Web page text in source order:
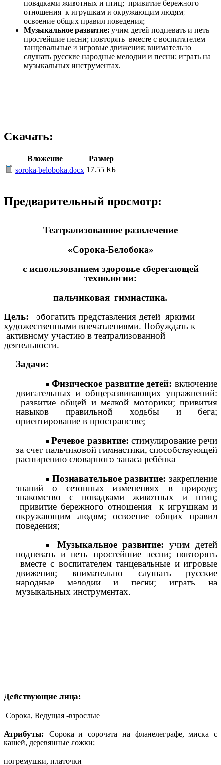
повадками животных и птиц; привитие бережного
отношения к игрушкам и окружающим людям;
освоение общих правил поведения;
Музыкальное развитие: учим детей подпевать и петь
простейшие песни; повторять вместе с воспитателем
танцевальные и игровые движения; внимательно
слушать русские народные мелодии и песни; играть на
музыкальных инструментах.
Скачать:
Вложение
Размер
soroka-beloboka.docx 17.55 КБ
Предварительный просмотр:
Театрализованное развлечение
«Сорока-Белобока»
с использованием здоровье-сберегающей
технологии:
пальчиковая гимнастика.
Цель: обогатить представления детей яркими
художественными впечатлениями. Побуждать к
активному участию в театрализованной
деятельности.
Задачи:
Физическое развитие детей:включение
двигательных и общеразвивающих упражнений:
развитие общей и мелкой моторики; привития
навыков правильной ходьбы и бега;
ориентирование в пространстве;
Речевое развитие: стимулирование речи
за счет пальчиковой гимнастики, способствующей
расширению словарного запаса ребёнка
Познавательное развитие: закрепление
знаний о сезонных изменениях в природе;
знакомство с повадками животных и птиц;
привитие бережного отношения к игрушкам и
окружающим людям; освоение общих правил
поведения;
Музыкальное развитие:учим детей
подпевать и петь простейшие песни; повторять
вместе с воспитателем танцевальные и игровые
движения; внимательно слушать русские
народные мелодии и песни; играть на
музыкальных инструментах.
Действующие лица:
Сорока, Ведущая -взрослые
Атрибуты: Сорока и сорочата на фланелеграфе, миска с
кашей, деревянные ложки;
погремушки, платочки